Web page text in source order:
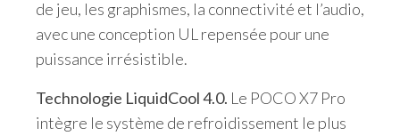
de jeu, les graphismes, la connectivité et l’audio,
avec une conception UL repensée pour une
puissance irrésistible.
Technologie LiquidCool 4.0. Le POCO X7 Pro
intègre le système de refroidissement le plus